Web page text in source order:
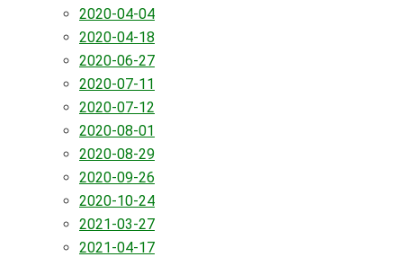
2020-04-04
2020-04-18
2020-06-27
2020-07-11
2020-07-12
2020-08-01
2020-08-29
2020-09-26
2020-10-24
2021-03-27
2021-04-17